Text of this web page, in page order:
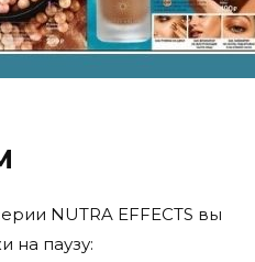
NUTRA EFFECTS вы
на паузу: